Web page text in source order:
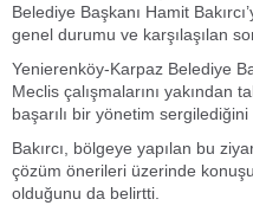
Belediye Başkanı Hamit
genel durumu ve karşılaşılan
Yenierenköy-Karpaz Belediye
Meclis çalışmalarını yakından
başarılı bir yönetim sergilediğini
Bakırcı, bölgeye yapılan bu
çözüm önerileri üzerinde
olduğunu da belirtti.